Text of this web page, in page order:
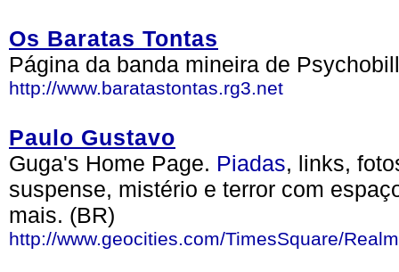
Os Baratas Tontas
Página da banda mineira de
http://www.baratastontas.rg3.net
Paulo Gustavo
Guga's Home Page. Piadas, links,
suspense, mistério e terror com
mais. (BR)
http://www.geocities.com/TimesSquare/